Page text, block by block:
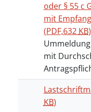
oder § 55 c
mit
(PDF,632 KB)
mit
KB)